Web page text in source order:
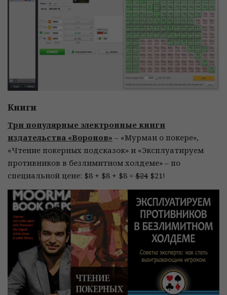
Книги
Три популярные электронные книги
издательства «Воронов» – «Мурман о покере»,
«Чтение покерных подсказок» и «Эксплуатируем
противников в безлимитном холдеме» – по
специальной цене: $8 + $8 + $8 = $24 $21!